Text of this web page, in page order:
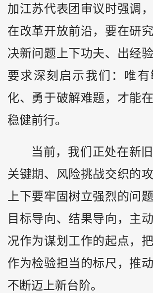
加江苏代表团审议时强调
在改革开放前沿，要在研
决新问题上下功夫、出经
要求深刻启示我们：唯
化、勇于破解难题，才能
稳健前行。
当前，我们正处在新
关键期、风险挑战交织的
上下要牢固树立强烈的问
目标导向、结果导向，主
况作为谋划工作的起点，
作为检验担当的标尺，推
不断迈上新台阶。